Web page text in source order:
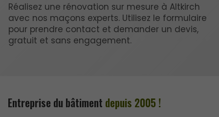
Réalisez une rénovation sur mesure à Altkirch
avec nos maçons experts. Utilisez le formulaire
pour prendre contact et demander un devis,
gratuit et sans engagement.
Entreprise du bâtiment depuis 2005 !